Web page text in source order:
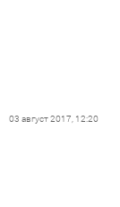
03 август 2017, 12:20